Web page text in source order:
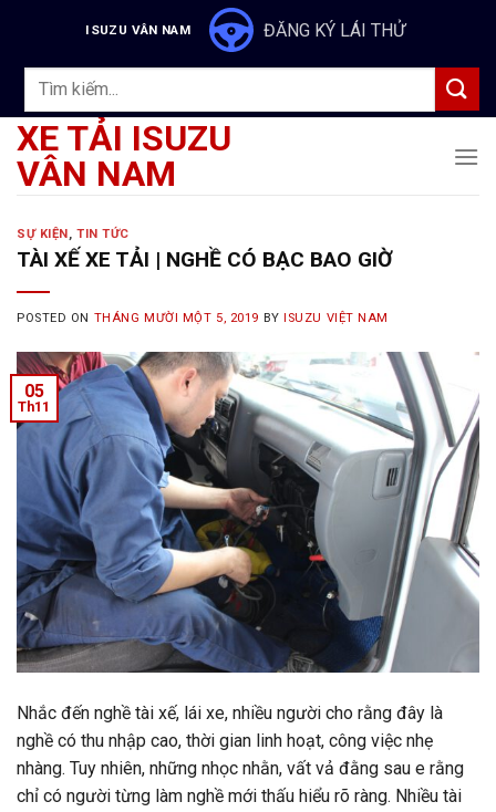
content
ISUZU VÂN NAM ĐĂNG KÝ LÁI THỬ
Tìm
XE TẢI ISUZU
VÂN NAM
SỰ KIỆN,TIN TỨC
TÀI XẾ XE TẢI | NGHỀ CÓ BẠC BAO GIỜ
POSTED ON THÁNG MƯỜI MỘT 5, 2019 BYISUZU VIỆT NAM
05
Th11
Nhắc đến nghề tài xế, lái xe, nhiều người cho rằng đây là
nghề có thu nhập cao, thời gian linh hoạt, công việc nhẹ
nhàng. Tuy nhiên, những nhọc nhằn, vất vả đằng sau e rằng
chỉ có người từng làm nghề mới thấu hiểu rõ ràng. Nhiều tài